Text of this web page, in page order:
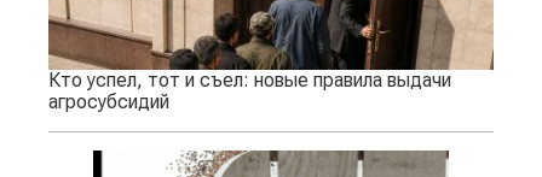
Кто успел, тот и съел: новые правила выдачи
агросубсидий